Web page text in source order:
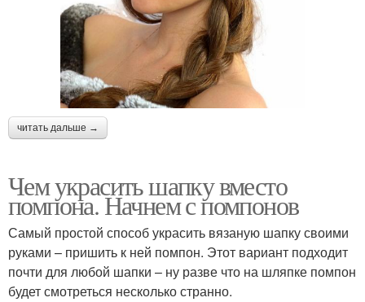
читать дальше →
Чем украсить шапку вместо
помпона. Начнем с помпонов
Самый простой способ украсить вязаную шапку своими
руками – пришить к ней помпон. Этот вариант подходит
почти для любой шапки – ну разве что на шляпке помпон
будет смотреться несколько странно.